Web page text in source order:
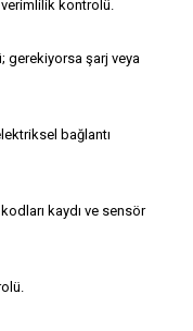
kontrolü.
gerekiyorsa şarj veya
bağlantı
kaydı ve sensör